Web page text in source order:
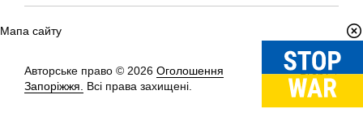
Мапа сайту
Авторське право © 2026 Оголошення
Запоріжжя.
Всі права захищені.
Вгору